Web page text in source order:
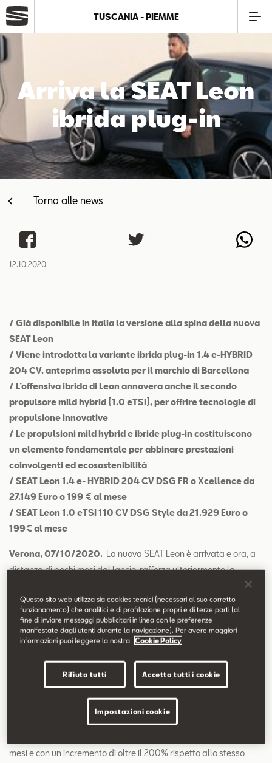
Modelli
Service
Business
SEAT Usato Certificato
Contatti
TUSCANIA - PIEMME
Arriva la SEAT Leon
ibrida plug-in
Torna alle news
12.10.2020
/ Già disponibile in Italia la versione alla spina della nuova
SEAT Leon
/ Viene introdotta la variante ibrida plug-in 1.4 e-HYBRID
204 CV, anteprima assoluta per il marchio di Barcellona
/ L’offensiva ibrida di Leon annovera anche il secondo
propulsore mild hybrid (1.0 eTSI), per offrire tecnologie di
propulsione innovative
/ Le propulsioni mild hybrid e ibride plug-in costituiscono
un elemento fondamentale per abbinare prestazioni
coinvolgenti ed ecosostenibilità
/ SEAT Leon 1.4 e- HYBRID 204 CV DSG FR o Xcellence da
27.149 Euro o 199 € al mese
/ SEAT Leon 1.0 eTSI 110 CV DSG Style da 21.929 Euro o
199€ al mese
Verona, 07/10/2020. La nuova SEAT Leon è arrivata e ora, a
distanza di pochi mesi dal lancio, rafforza ulteriormente la
propulsori ibridi: la tanto attesa versione 1.4 e-HYBRID 204 CV
DSG, che diventa la versione più potente in gamma e sancisce il
debutto del marchio SEAT nel segmento della propulsione ibrida
plug-in e la seconda motorizzazione mild-hybrid, con il 1.0 eTSI
110CV DSG 6 rapporti, che va ad aggiungersi allo sportivo 1.5
eTSI 150 CV già presente dal lancio.
strategico per il marchio, in un mercato che ad agosto ha visto un
mesi e con un incremento di oltre il 200% rispetto allo stesso
Questo sito web utilizza sia cookies tecnici (necessari al suo corretto
funzionamento) che analitici e di profilazione propri e di terze parti (al
fine di inviare messaggi pubblicitari in linea con le preferenze
manifestate dagli utenti durante la navigazione). Per avere maggiori
informazioni puoi leggere la nostra
Cookie Policy
Rifiuta tutti Accetta tutti i cookie
Impostazioni cookie